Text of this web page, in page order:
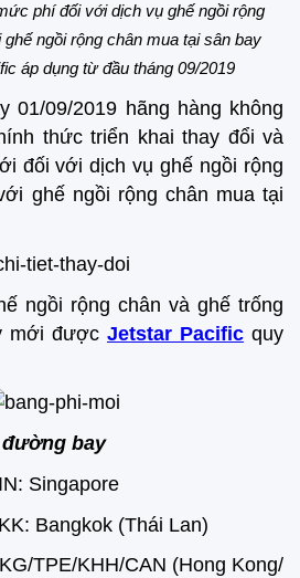
phí đối với dịch vụ ghế ngồi rộng
ngồi rộng chân mua tại sân bay
áp dụng từ đầu tháng 09/2019
01/09/2019 hãng hàng không
thức triển khai thay đổi và
đối với dịch vụ ghế ngồi rộng
ghế ngồi rộng chân mua tại
ngồi rộng chân và ghế trống
mới được Jetstar Pacific quy
bay
Singapore
Bangkok (Thái Lan)
TPE/KHH/CAN (Hong Kong/